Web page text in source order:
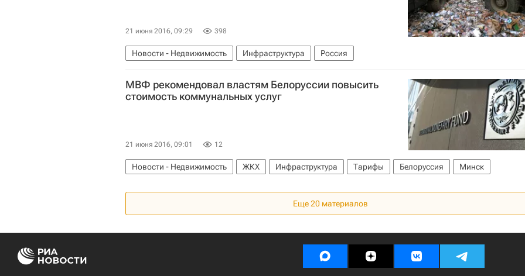
21 июня 2016, 09:29 398
Новости - Недвижимость Инфраструктура Россия
МВФ рекомендовал властям Белоруссии повысить
стоимость коммунальных услуг
21 июня 2016, 09:01 12
Новости - Недвижимость ЖКХ Инфраструктура Тарифы Белоруссия Минск
Еще 20 материалов